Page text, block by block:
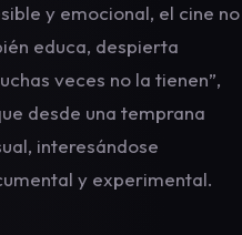
y emocional, el cine no
educa, despierta
veces no la tienen”,
desde una temprana
interesándose
y experimental.